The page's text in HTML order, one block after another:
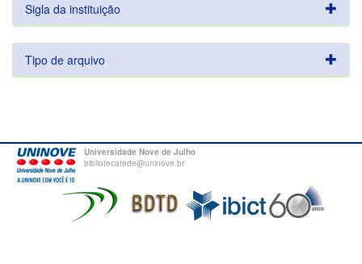
Sigla da instituição
Tipo de arquivo
Universidade Nove de Julho
bibliotecatede@uninove.br